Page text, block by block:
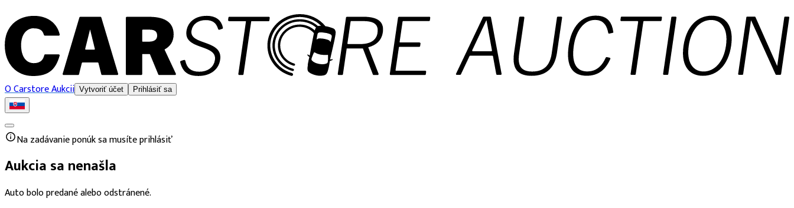
O Carstore Aukcii Vytvoriť účet Prihlásiť sa
Na zadávanie ponúk sa musíte prihlásiť
Aukcia sa nenašla
Auto bolo predané alebo odstránené.